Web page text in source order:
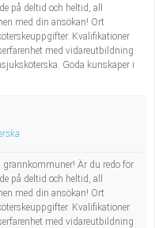
på deltid och heltid, all
med din ansökan! Ort
Kvalifikationer
med vidareutbildning
Goda kunskaper i
grannkommuner! Är du redo för
på deltid och heltid, all
med din ansökan! Ort
Kvalifikationer
med vidareutbildning